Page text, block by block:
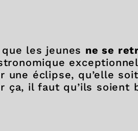
les jeunes ne se
une éclipse, qu’elle
ça, il faut qu’ils soient